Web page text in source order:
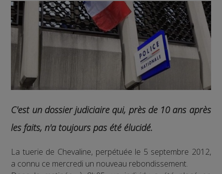
C'est un dossier judiciaire qui, près de 10 ans après
les faits, n'a toujours pas été élucidé.
La tuerie de Chevaline, perpétuée le 5 septembre 2012,
a connu ce mercredi un nouveau rebondissement.